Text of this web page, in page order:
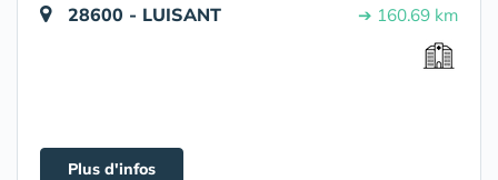
28600 - LUISANT ➔ 160.69 km
Plus d'infos